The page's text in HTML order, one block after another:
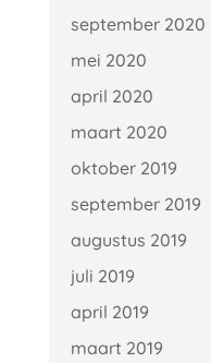
september 2020
mei 2020
april 2020
maart 2020
oktober 2019
september 2019
augustus 2019
juli 2019
april 2019
maart 2019